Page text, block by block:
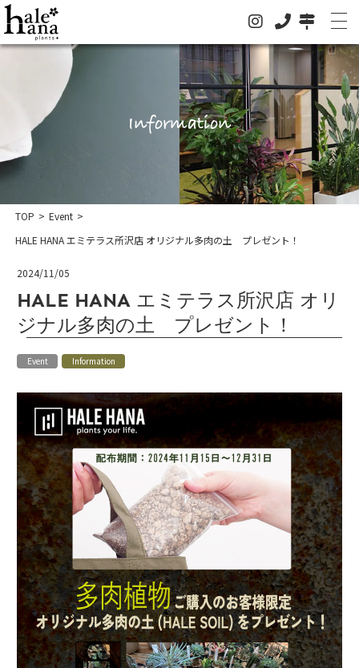
ホーム
オンラインストア
イベント
グリーン
instagram
Information
TOP > Event >
HALE HANA エミテラス所沢店 オリジナル多肉の土 プレゼント！
2024/11/05
HALE HANA エミテラス所沢店 オリ
ジナル多肉の土 プレゼント！
Event Information